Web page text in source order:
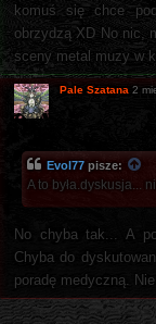
komuś się chce
obrzydzą XD No nic,
sceny metal muzy w
Pale Szatana 2
Evol77 pisze:
A to była.dyskusja...
No chyba tak... A
Chyba do
poradę medyczną.